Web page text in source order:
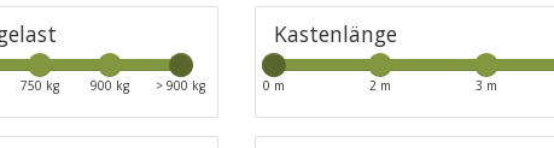
750 kg 900 kg > 900 kg
Kastenlänge
0 m 2 m 3 m